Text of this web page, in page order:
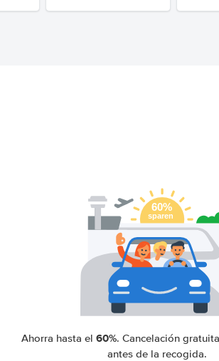
Ahorra hasta el 60%. Cancelación
antes de la recogida.